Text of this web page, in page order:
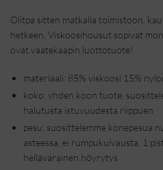
Olitpa sitten matkalla toimistoon,
hetkeen, Viskoosihousut sopivat
ovat vaatekaapin luottotuote!
materiaali: 85% viskoosi 15%
koko: yhden koon tuote,
halutusta istuvuudesta riippuen
pesu: suosittelemme konepesua
asteessa, ei rumpukuivausta, 1
hellävarainen höyrytys